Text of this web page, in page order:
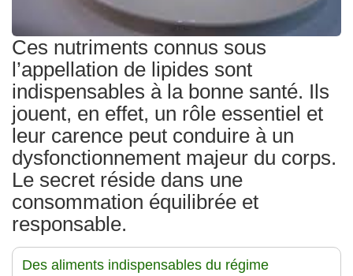
Ces nutriments connus sous
l’appellation de lipides sont
indispensables à la bonne santé. Ils
jouent, en effet, un rôle essentiel et
leur carence peut conduire à un
dysfonctionnement majeur du corps.
Le secret réside dans une
consommation équilibrée et
responsable.
Des aliments indispensables du régime